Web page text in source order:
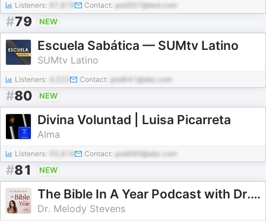
Listeners: Contact: pod307@test.com
#79 NEW
Escuela Sabática — SUMtv Latino
SUMtv Latino
Listeners: Contact: pod641@abc.com
#80 NEW
Divina Voluntad | Luisa Picarreta
Alma
Listeners: Contact: pod490@abc.com
#81 NEW
The Bible In A Year Podcast with Dr. Melody Stevens
Dr. Melody Stevens